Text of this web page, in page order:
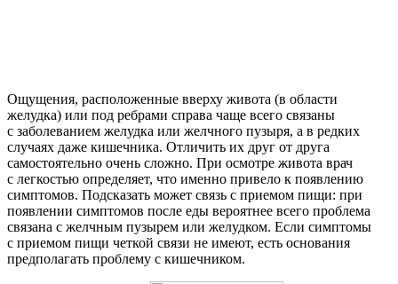
Ощущения, расположенные вверху живота (в области
желудка) или под ребрами справа чаще всего связаны
с заболеванием желудка или желчного пузыря, а в редких
случаях даже кишечника. Отличить их друг от друга
самостоятельно очень сложно. При осмотре живота врач
с легкостью определяет, что именно привело к появлению
симптомов. Подсказать может связь с приемом пищи: при
появлении симптомов после еды вероятнее всего проблема
связана с желчным пузырем или желудком. Если симптомы
с приемом пищи четкой связи не имеют, есть основания
предполагать проблему с кишечником.